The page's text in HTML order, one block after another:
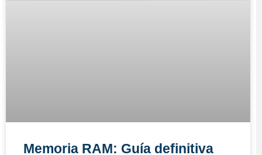
Memoria RAM: Guía definitiva